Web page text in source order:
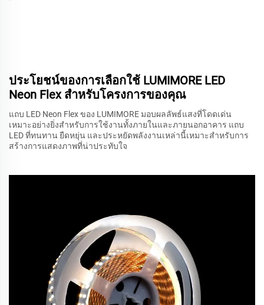
ประโยชน์ของการเลือกใช้ LUMIMORE LED
Neon Flex สำหรับโครงการของคุณ
แถบ LED Neon Flex ของ LUMIMORE มอบผลลัพธ์แสงที่โดดเด่น
เหมาะอย่างยิ่งสำหรับการใช้งานทั้งภายในและภายนอกอาคาร แถบ
LED ที่ทนทาน ยืดหยุ่น และประหยัดพลังงานเหล่านี้เหมาะสำหรับการ
สร้างการแสดงภาพที่น่าประทับใจ